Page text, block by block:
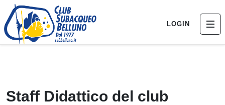
LOGIN
Staff Didattico del club